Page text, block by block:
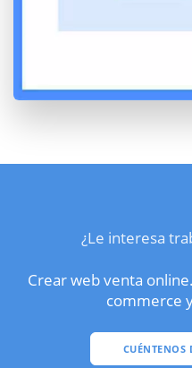
¿Le interesa
Crear web venta
commerce
CUÉNTENOS